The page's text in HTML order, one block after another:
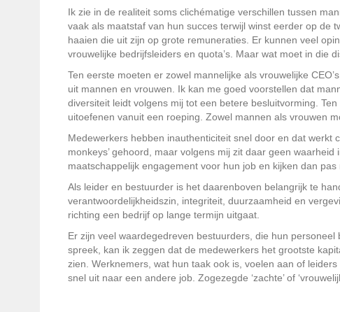
Ik zie in de realiteit soms clichématige verschillen tussen
vaak als maatstaf van hun succes terwijl winst eerder op de
haaien die uit zijn op grote remuneraties. Er kunnen veel
vrouwelijke bedrijfsleiders en quota’s. Maar wat moet in die
Ten eerste moeten er zowel mannelijke als vrouwelijke
uit mannen en vrouwen. Ik kan me goed voorstellen dat
diversiteit leidt volgens mij tot een betere besluitvorming.
uitoefenen vanuit een roeping. Zowel mannen als vrouwen
Medewerkers hebben inauthenticiteit snel door en dat werkt
monkeys’ gehoord, maar volgens mij zit daar geen
maatschappelijk engagement voor hun job en kijken dan pas
Als leider en bestuurder is het daarenboven belangrijk te
verantwoordelijkheidszin, integriteit, duurzaamheid en
richting een bedrijf op lange termijn uitgaat.
Er zijn veel waardegedreven bestuurders, die hun
spreek, kan ik zeggen dat de medewerkers het grootste
zien. Werknemers, wat hun taak ook is, voelen aan of
snel uit naar een andere job. Zogezegde ‘zachte’ of